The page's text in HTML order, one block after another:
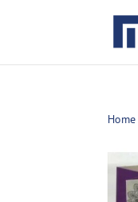
Home